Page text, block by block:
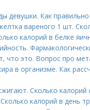
девушки. Как
вареного 1 шт.
калорий в белке
что это. Вопрос про
в организме. Как
Сколько калорий
калорий в день